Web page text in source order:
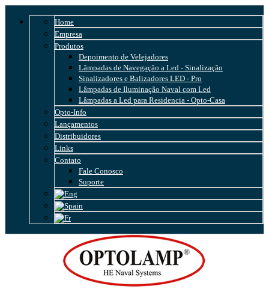
Home
Empresa
Produtos
Depoimento de Velejadores
Lâmpadas de Navegação a Led - Sinalização
Sinalizadores e Balizadores LED - Pro
Lâmpadas de Iluminação Naval com Led
Lâmpadas a Led para Residencia - Opto-Casa
Opto-Info
Lançamentos
Distribuidores
Links
Contato
Fale Conosco
Suporte